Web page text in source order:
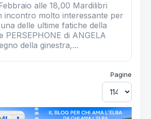
alle 18,00 Mardilibri
incontro molto interessante per
delle ultime fatiche della
PERSEPHONE di ANGELA
della ginestra,...
Pagine